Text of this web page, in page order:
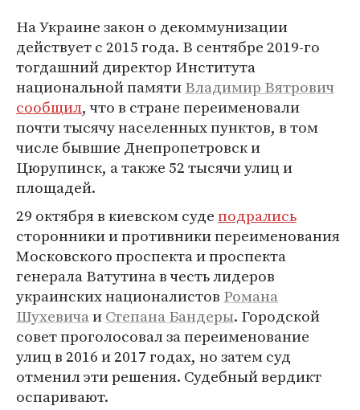
На Украине закон о декоммунизации
действует с 2015 года. В сентябре 2019-го
тогдашний директор Института
национальной памятиВладимир Вятрович
сообщил, что в стране переименовали
почти тысячу населенных пунктов, в том
числе бывшие Днепропетровск и
Цюрупинск, а также 52 тысячи улиц и
площадей.
29 октября в киевском судеподрались
сторонники и противники переименования
Московского проспекта и проспекта
генерала Ватутина в честь лидеров
украинских националистов Романа
ШухевичаиСтепана Бандеры. Городской
совет проголосовал за переименование
улиц в 2016 и 2017 годах, но затем суд
отменил эти решения. Судебный вердикт
оспаривают.